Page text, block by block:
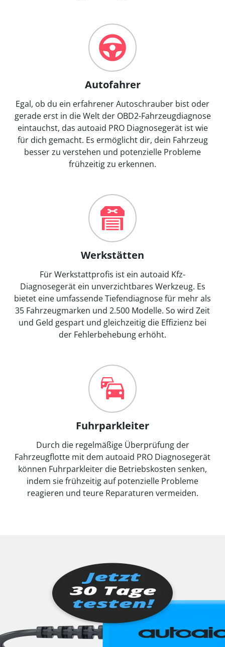
Autofahrer
Egal, ob du ein erfahrener Autoschrauber bist oder
gerade erst in die Welt der OBD2-Fahrzeugdiagnose
eintauchst, das autoaid PRO Diagnosegerät ist wie
für dich gemacht. Es ermöglicht dir, dein Fahrzeug
besser zu verstehen und potenzielle Probleme
frühzeitig zu erkennen.
Werkstätten
Für Werkstattprofis ist ein autoaid Kfz-
Diagnosegerät ein unverzichtbares Werkzeug. Es
bietet eine umfassende Tiefendiagnose für mehr als
35 Fahrzeugmarken und 2.500 Modelle. So wird Zeit
und Geld gespart und gleichzeitig die Effizienz bei
der Fehlerbehebung erhöht.
Fuhrparkleiter
Durch die regelmäßige Überprüfung der
Fahrzeugflotte mit dem autoaid PRO Diagnosegerät
können Fuhrparkleiter die Betriebskosten senken,
indem sie frühzeitig auf potenzielle Probleme
reagieren und teure Reparaturen vermeiden.